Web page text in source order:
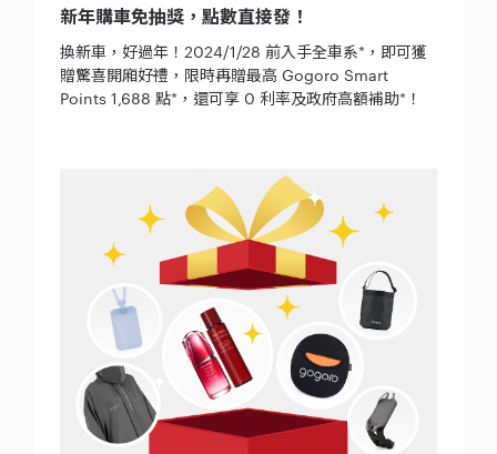
新年購車免抽獎，點數直接發！
換新車，好過年！2024/1/28 前入手全車系*，即可獲
贈驚喜開廂好禮，限時再贈最高 Gogoro Smart
Points 1,688 點*，還可享 0 利率及政府高額補助*！